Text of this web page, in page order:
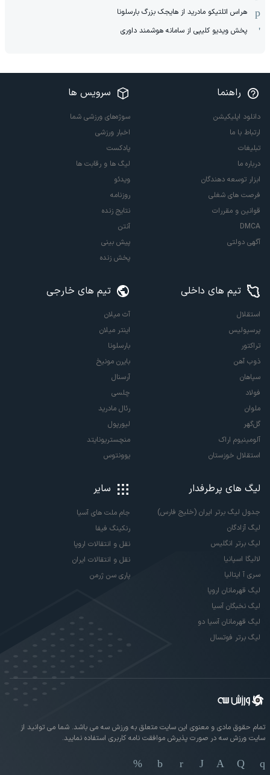
هراس اتلتیکو مادرید از هایجک بزرگ بارسلونا
پخش ویدیو کلیپی از سامانه هوشمند داوری
راهنما
دانلود اپلیکیشن
ارتباط با ما
تبلیغات
درباره ما
ابزار توسعه دهندگان
فرصت های شغلی
قوانین و مقررات
DMCA
آگهی دولتی
سرویس ها
سوژه‌های ورزشی شما
اخبار ورزشی
پادکست
لیگ ها و رقابت ها
ویدئو
روزنامه
نتایج زنده
آنتن
پیش بینی
پخش زنده
تیم های داخلی
استقلال
پرسپولیس
تراکتور
ذوب آهن
سپاهان
فولاد
ملوان
گل‌گهر
آلومینیوم اراک
استقلال خوزستان
تیم های خارجی
آث میلان
اینتر میلان
بارسلونا
بایرن مونیخ
آرسنال
چلسی
رئال مادرید
لیورپول
منچستریونایتد
یوونتوس
لیگ های پرطرفدار
جدول لیگ برتر ایران (خلیج فارس)
لیگ آزادگان
لیگ برتر انگلیس
لالیگا اسپانیا
سری آ ایتالیا
لیگ قهرمانان اروپا
لیگ نخبگان آسیا
لیگ قهرمانان آسیا دو
لیگ برتر فوتسال
سایر
جام ملت های آسیا
رنکینگ فیفا
نقل و انتقالات اروپا
نقل و انتقالات ایران
پاری سن ژرمن
تمام حقوق مادی و معنوی این سایت متعلق به ورزش سه می باشد. شما می توانید از
سایت ورزش سه در صورت پذیرش موافقت نامه کاربری استفاده نمایید.